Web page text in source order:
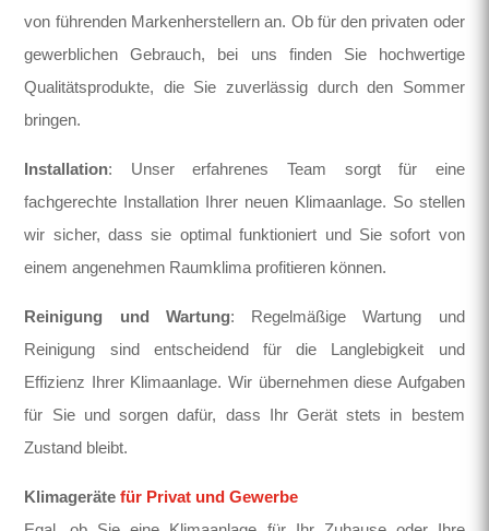
von führenden Markenherstellern an. Ob für den privaten oder
gewerblichen Gebrauch, bei uns finden Sie hochwertige
Qualitätsprodukte, die Sie zuverlässig durch den Sommer
bringen.
Installation: Unser erfahrenes Team sorgt für eine
fachgerechte Installation Ihrer neuen Klimaanlage. So stellen
wir sicher, dass sie optimal funktioniert und Sie sofort von
einem angenehmen Raumklima profitieren können.
Reinigung und Wartung: Regelmäßige Wartung und
Reinigung sind entscheidend für die Langlebigkeit und
Effizienz Ihrer Klimaanlage. Wir übernehmen diese Aufgaben
für Sie und sorgen dafür, dass Ihr Gerät stets in bestem
Zustand bleibt.
Klimagerätefür Privat und Gewerbe